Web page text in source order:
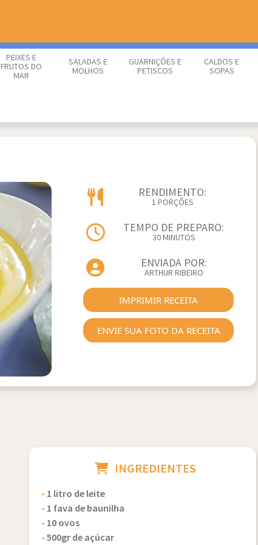
PEIXES E
FRUTOS DO
MAR
SALADAS E
MOLHOS
GUARNIÇÕES E
PETISCOS
CALDOS E
SOPAS
Next
RENDIMENTO:
1 PORÇÕES
TEMPO DE PREPARO:
30 MINUTOS
ENVIADA POR:
ARTHUR RIBEIRO
IMPRIMIR RECEITA
ENVIE SUA FOTO DA RECEITA
INGREDIENTES
- 1 litro de leite
- 1 fava de baunilha
- 10 ovos
-500gr de açúcar